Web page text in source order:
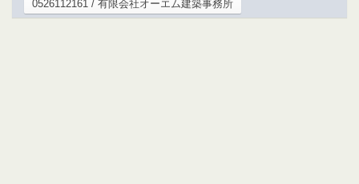
0526112161 / 有限会社オーエム建築事務所